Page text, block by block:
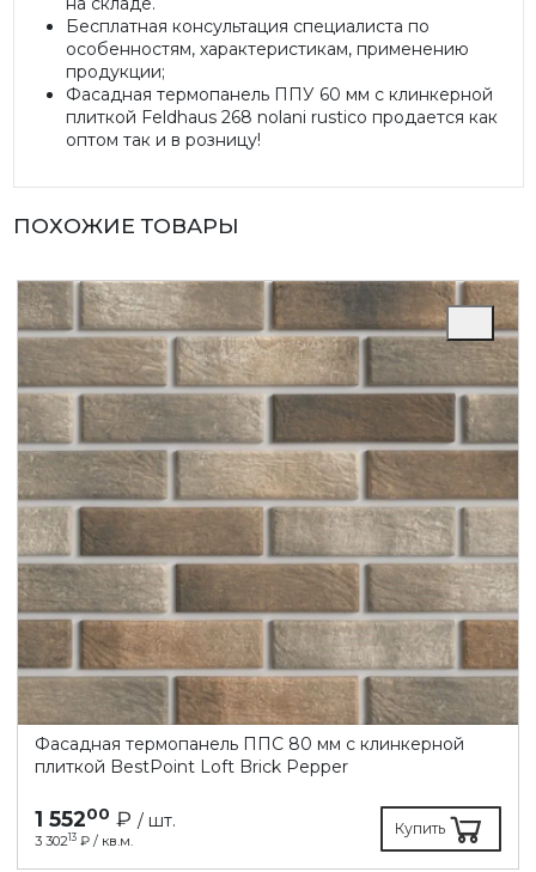
Бесплатная консультация специалиста по
особенностям, характеристикам, применению
продукции;
Фасадная термопанель ППУ 60 мм с клинкерной
плиткой Feldhaus 268 nolani rustico продается как
оптом так и в розницу!
ПОХОЖИЕ ТОВАРЫ
Фасадная термопанель ППC 80 мм с клинкерной
плиткой BestPoint Loft Brick Pepper
1 55200 ₽ / шт.
3 30213 ₽ / кв.м.
Купить